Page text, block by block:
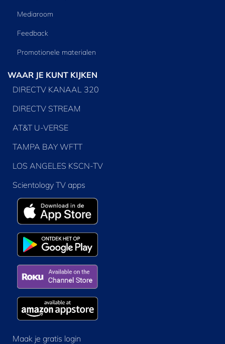
Mediaroom
Feedback
Promotionele materialen
WAAR JE KUNT KIJKEN
DIRECTV KANAAL 320
DIRECTV STREAM
AT&T U-VERSE
TAMPA BAY WFTT
LOS ANGELES KSCN-TV
Scientology TV apps
Maak je gratis login